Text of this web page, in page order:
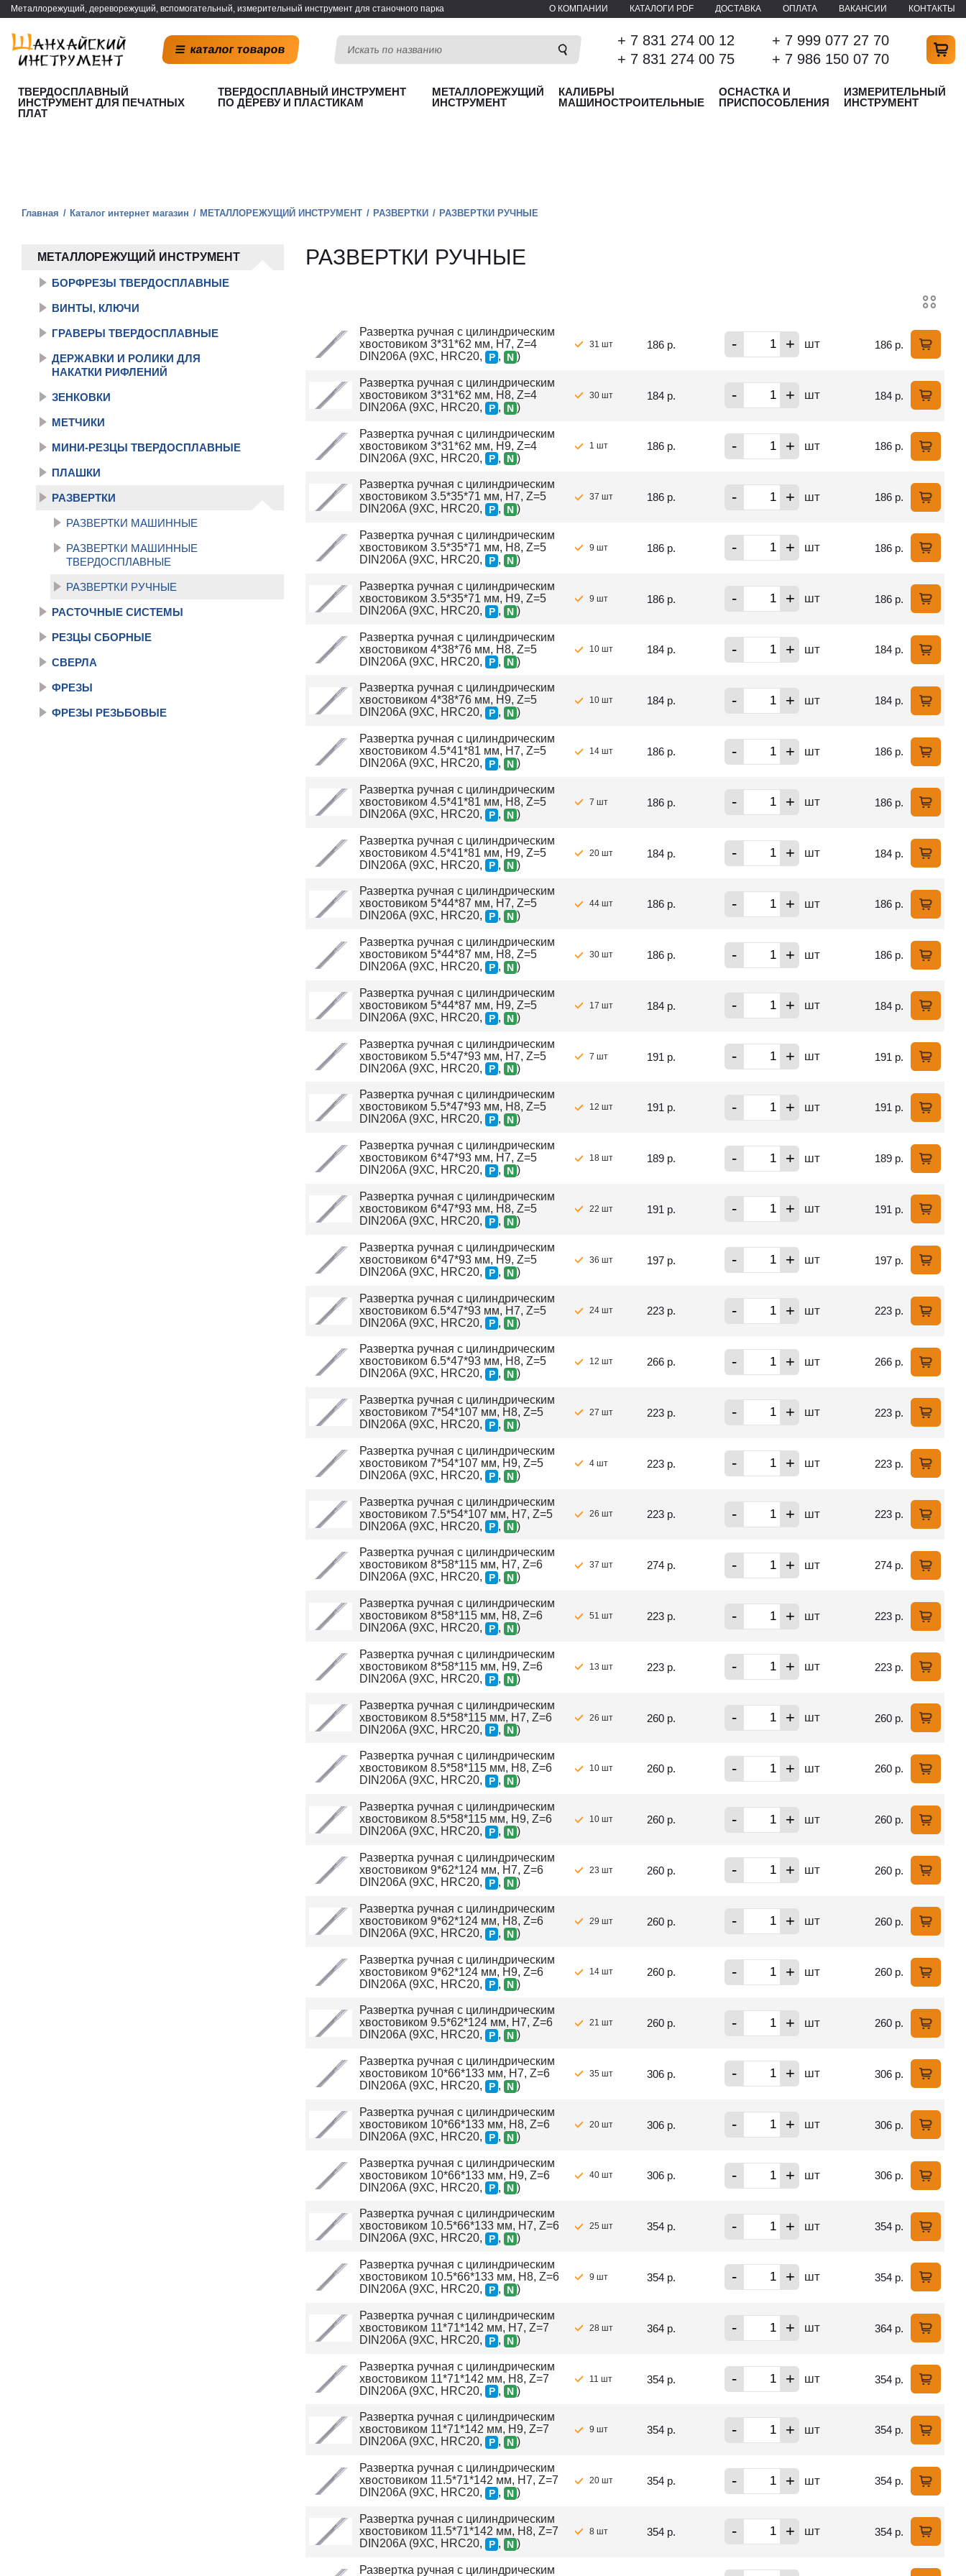
Металлорежущий, дереворежущий, вспомогательный, измерительный инструмент для станочного парка О КОМПАНИИ КАТАЛОГИ PDF ДОСТАВКА ОПЛАТА ВАКАНСИИ КОНТАКТЫ
каталог товаров
+ 7 831 274 00 12
+ 7 831 274 00 75
+ 7 999 077 27 70
+ 7 986 150 07 70
ТВЕРДОСПЛАВНЫЙ
ИНСТРУМЕНТ ДЛЯ ПЕЧАТНЫХ
ПЛАТ
ТВЕРДОСПЛАВНЫЙ ИНСТРУМЕНТ
ПО ДЕРЕВУ И ПЛАСТИКАМ
МЕТАЛЛОРЕЖУЩИЙ
ИНСТРУМЕНТ
КАЛИБРЫ
МАШИНОСТРОИТЕЛЬНЫЕ
ОСНАСТКА И
ПРИСПОСОБЛЕНИЯ
ИЗМЕРИТЕЛЬНЫЙ
ИНСТРУМЕНТ
Главная Каталог интернет магазин МЕТАЛЛОРЕЖУЩИЙ ИНСТРУМЕНТ РАЗВЕРТКИ РАЗВЕРТКИ РУЧНЫЕ
МЕТАЛЛОРЕЖУЩИЙ ИНСТРУМЕНТ
БОРФРЕЗЫ ТВЕРДОСПЛАВНЫЕ
ВИНТЫ, КЛЮЧИ
ГРАВЕРЫ ТВЕРДОСПЛАВНЫЕ
ДЕРЖАВКИ И РОЛИКИ ДЛЯ
НАКАТКИ РИФЛЕНИЙ
ЗЕНКОВКИ
МЕТЧИКИ
МИНИ-РЕЗЦЫ ТВЕРДОСПЛАВНЫЕ
ПЛАШКИ
РАЗВЕРТКИ
РАЗВЕРТКИ МАШИННЫЕ
РАЗВЕРТКИ МАШИННЫЕ
ТВЕРДОСПЛАВНЫЕ
РАЗВЕРТКИ РУЧНЫЕ
РАСТОЧНЫЕ СИСТЕМЫ
РЕЗЦЫ СБОРНЫЕ
СВЕРЛА
ФРЕЗЫ
ФРЕЗЫ РЕЗЬБОВЫЕ
РАЗВЕРТКИ РУЧНЫЕ
Развертка ручная с цилиндрическим
хвостовиком 3*31*62 мм, H7, Z=4
DIN206A (9ХС, HRC20,
P , N )
31 шт 186 р. - + шт 186 р.
Развертка ручная с цилиндрическим
хвостовиком 3*31*62 мм, H8, Z=4
DIN206A (9ХС, HRC20,
P , N )
30 шт 184 р. - + шт 184 р.
Развертка ручная с цилиндрическим
хвостовиком 3*31*62 мм, H9, Z=4
DIN206A (9ХС, HRC20,
P , N )
1 шт 186 р. - + шт 186 р.
Развертка ручная с цилиндрическим
хвостовиком 3.5*35*71 мм, H7, Z=5
DIN206A (9ХС, HRC20,
P , N )
37 шт 186 р. - + шт 186 р.
Развертка ручная с цилиндрическим
хвостовиком 3.5*35*71 мм, H8, Z=5
DIN206A (9ХС, HRC20,
P , N )
9 шт 186 р. - + шт 186 р.
Развертка ручная с цилиндрическим
хвостовиком 3.5*35*71 мм, H9, Z=5
DIN206A (9ХС, HRC20,
P , N )
9 шт 186 р. - + шт 186 р.
Развертка ручная с цилиндрическим
хвостовиком 4*38*76 мм, H8, Z=5
DIN206A (9ХС, HRC20,
P , N )
10 шт 184 р. - + шт 184 р.
Развертка ручная с цилиндрическим
хвостовиком 4*38*76 мм, H9, Z=5
DIN206A (9ХС, HRC20,
P , N )
10 шт 184 р. - + шт 184 р.
Развертка ручная с цилиндрическим
хвостовиком 4.5*41*81 мм, H7, Z=5
DIN206A (9ХС, HRC20,
P , N )
14 шт 186 р. - + шт 186 р.
Развертка ручная с цилиндрическим
хвостовиком 4.5*41*81 мм, H8, Z=5
DIN206A (9ХС, HRC20,
P , N )
7 шт 186 р. - + шт 186 р.
Развертка ручная с цилиндрическим
хвостовиком 4.5*41*81 мм, H9, Z=5
DIN206A (9ХС, HRC20,
P , N )
20 шт 184 р. - + шт 184 р.
Развертка ручная с цилиндрическим
хвостовиком 5*44*87 мм, H7, Z=5
DIN206A (9ХС, HRC20,
P , N )
44 шт 186 р. - + шт 186 р.
Развертка ручная с цилиндрическим
хвостовиком 5*44*87 мм, H8, Z=5
DIN206A (9ХС, HRC20,
P , N )
30 шт 186 р. - + шт 186 р.
Развертка ручная с цилиндрическим
хвостовиком 5*44*87 мм, H9, Z=5
DIN206A (9ХС, HRC20,
P , N )
17 шт 184 р. - + шт 184 р.
Развертка ручная с цилиндрическим
хвостовиком 5.5*47*93 мм, H7, Z=5
DIN206A (9ХС, HRC20,
P , N )
7 шт 191 р. - + шт 191 р.
Развертка ручная с цилиндрическим
хвостовиком 5.5*47*93 мм, H8, Z=5
DIN206A (9ХС, HRC20,
P , N )
12 шт 191 р. - + шт 191 р.
Развертка ручная с цилиндрическим
хвостовиком 6*47*93 мм, H7, Z=5
DIN206A (9ХС, HRC20,
P , N )
18 шт 189 р. - + шт 189 р.
Развертка ручная с цилиндрическим
хвостовиком 6*47*93 мм, H8, Z=5
DIN206A (9ХС, HRC20,
P , N )
22 шт 191 р. - + шт 191 р.
Развертка ручная с цилиндрическим
хвостовиком 6*47*93 мм, H9, Z=5
DIN206A (9ХС, HRC20,
P , N )
36 шт 197 р. - + шт 197 р.
Развертка ручная с цилиндрическим
хвостовиком 6.5*47*93 мм, H7, Z=5
DIN206A (9ХС, HRC20,
P , N )
24 шт 223 р. - + шт 223 р.
Развертка ручная с цилиндрическим
хвостовиком 6.5*47*93 мм, H8, Z=5
DIN206A (9ХС, HRC20,
P , N )
12 шт 266 р. - + шт 266 р.
Развертка ручная с цилиндрическим
хвостовиком 7*54*107 мм, H8, Z=5
DIN206A (9ХС, HRC20,
P , N )
27 шт 223 р. - + шт 223 р.
Развертка ручная с цилиндрическим
хвостовиком 7*54*107 мм, H9, Z=5
DIN206A (9ХС, HRC20,
P , N )
4 шт 223 р. - + шт 223 р.
Развертка ручная с цилиндрическим
хвостовиком 7.5*54*107 мм, H7, Z=5
DIN206A (9ХС, HRC20,
P , N )
26 шт 223 р. - + шт 223 р.
Развертка ручная с цилиндрическим
хвостовиком 8*58*115 мм, H7, Z=6
DIN206A (9ХС, HRC20,
P , N )
37 шт 274 р. - + шт 274 р.
Развертка ручная с цилиндрическим
хвостовиком 8*58*115 мм, H8, Z=6
DIN206A (9ХС, HRC20,
P , N )
51 шт 223 р. - + шт 223 р.
Развертка ручная с цилиндрическим
хвостовиком 8*58*115 мм, H9, Z=6
DIN206A (9ХС, HRC20,
P , N )
13 шт 223 р. - + шт 223 р.
Развертка ручная с цилиндрическим
хвостовиком 8.5*58*115 мм, H7, Z=6
DIN206A (9ХС, HRC20,
P , N )
26 шт 260 р. - + шт 260 р.
Развертка ручная с цилиндрическим
хвостовиком 8.5*58*115 мм, H8, Z=6
DIN206A (9ХС, HRC20,
P , N )
10 шт 260 р. - + шт 260 р.
Развертка ручная с цилиндрическим
хвостовиком 8.5*58*115 мм, H9, Z=6
DIN206A (9ХС, HRC20,
P , N )
10 шт 260 р. - + шт 260 р.
Развертка ручная с цилиндрическим
хвостовиком 9*62*124 мм, H7, Z=6
DIN206A (9ХС, HRC20,
P , N )
23 шт 260 р. - + шт 260 р.
Развертка ручная с цилиндрическим
хвостовиком 9*62*124 мм, H8, Z=6
DIN206A (9ХС, HRC20,
P , N )
29 шт 260 р. - + шт 260 р.
Развертка ручная с цилиндрическим
хвостовиком 9*62*124 мм, H9, Z=6
DIN206A (9ХС, HRC20,
P , N )
14 шт 260 р. - + шт 260 р.
Развертка ручная с цилиндрическим
хвостовиком 9.5*62*124 мм, H7, Z=6
DIN206A (9ХС, HRC20,
P , N )
21 шт 260 р. - + шт 260 р.
Развертка ручная с цилиндрическим
хвостовиком 10*66*133 мм, H7, Z=6
DIN206A (9ХС, HRC20,
P , N )
35 шт 306 р. - + шт 306 р.
Развертка ручная с цилиндрическим
хвостовиком 10*66*133 мм, H8, Z=6
DIN206A (9ХС, HRC20,
P , N )
20 шт 306 р. - + шт 306 р.
Развертка ручная с цилиндрическим
хвостовиком 10*66*133 мм, H9, Z=6
DIN206A (9ХС, HRC20,
P , N )
40 шт 306 р. - + шт 306 р.
Развертка ручная с цилиндрическим
хвостовиком 10.5*66*133 мм, H7, Z=6
DIN206A (9ХС, HRC20,
P , N )
25 шт 354 р. - + шт 354 р.
Развертка ручная с цилиндрическим
хвостовиком 10.5*66*133 мм, H8, Z=6
DIN206A (9ХС, HRC20,
P , N )
9 шт 354 р. - + шт 354 р.
Развертка ручная с цилиндрическим
хвостовиком 11*71*142 мм, H7, Z=7
DIN206A (9ХС, HRC20,
P , N )
28 шт 364 р. - + шт 364 р.
Развертка ручная с цилиндрическим
хвостовиком 11*71*142 мм, H8, Z=7
DIN206A (9ХС, HRC20,
P , N )
11 шт 354 р. - + шт 354 р.
Развертка ручная с цилиндрическим
хвостовиком 11*71*142 мм, H9, Z=7
DIN206A (9ХС, HRC20,
P , N )
9 шт 354 р. - + шт 354 р.
Развертка ручная с цилиндрическим
хвостовиком 11.5*71*142 мм, H7, Z=7
DIN206A (9ХС, HRC20,
P , N )
20 шт 354 р. - + шт 354 р.
Развертка ручная с цилиндрическим
хвостовиком 11.5*71*142 мм, H8, Z=7
DIN206A (9ХС, HRC20,
P , N )
8 шт 354 р. - + шт 354 р.
Развертка ручная с цилиндрическим